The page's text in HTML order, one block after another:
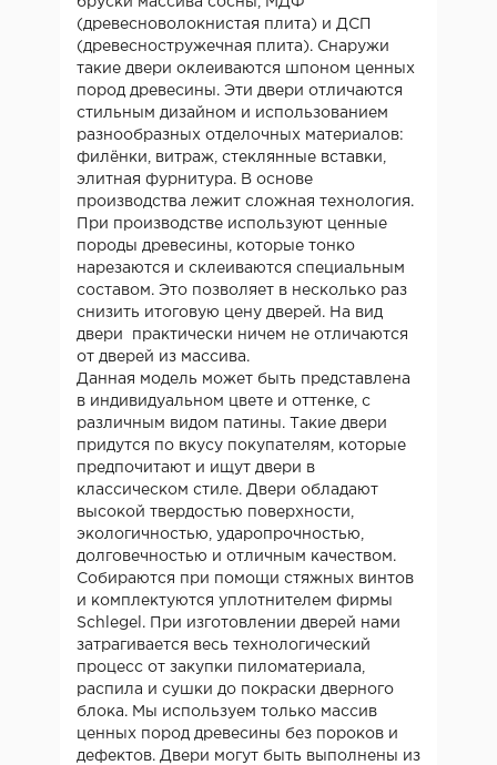
(древесноволокнистая плита) и ДСП
(древесностружечная плита). Снаружи
такие двери оклеиваются шпоном ценных
пород древесины. Эти двери отличаются
стильным дизайном и использованием
разнообразных отделочных материалов:
филёнки, витраж, стеклянные вставки,
элитная фурнитура. В основе
производства лежит сложная технология.
При производстве используют ценные
породы древесины, которые тонко
нарезаются и склеиваются специальным
составом. Это позволяет в несколько раз
снизить итоговую цену дверей. На вид
двери практически ничем не отличаются
от дверей из массива.
Данная модель может быть представлена
в индивидуальном цвете и оттенке, с
различным видом патины. Такие двери
придутся по вкусу покупателям, которые
предпочитают и ищут двери в
классическом стиле. Двери обладают
высокой твердостью поверхности,
экологичностью, ударопрочностью,
долговечностью и отличным качеством.
Собираются при помощи стяжных винтов
и комплектуются уплотнителем фирмы
Schlegel. При изготовлении дверей нами
затрагивается весь технологический
процесс от закупки пиломатериала,
распила и сушки до покраски дверного
блока. Мы используем только массив
ценных пород древесины без пороков и
дефектов. Двери могут быть выполнены из